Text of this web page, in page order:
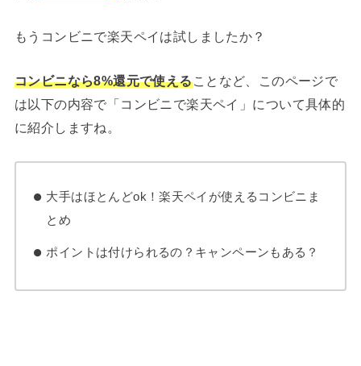
もうコンビニで楽天ペイは試しましたか？
コンビニなら8%還元で使えることなど、このページで
は以下の内容で「コンビニで楽天ペイ」について具体的
に紹介しますね。
大手はほとんどok！楽天ペイが使えるコンビニま
とめ
ポイントは付けられるの？キャンペーンもある？